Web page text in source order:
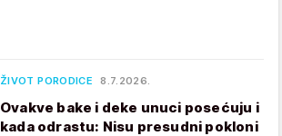
ŽIVOT PORODICE 8.7.2026.
Ovakve bake i deke unuci posećuju i
kada odrastu: Nisu presudni pokloni